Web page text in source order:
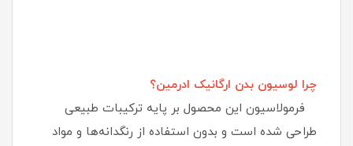
چرا لوسیون بدن ارگانیک ادرمین؟
فرمولاسیون این محصول بر پایه ترکیبات طبیعی
طراحی شده است و بدون استفاده از رنگدانه‌ها و مواد